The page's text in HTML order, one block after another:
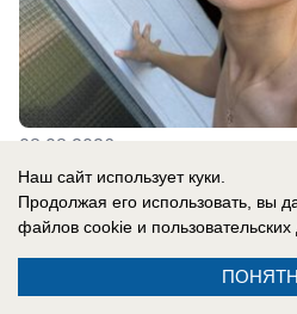
08.08.2026
В России
«Это рассчитано на
маскируют взрывные
Наш сайт использует куки.
Продолжая его использовать, вы
файлов cookie и пользовательских